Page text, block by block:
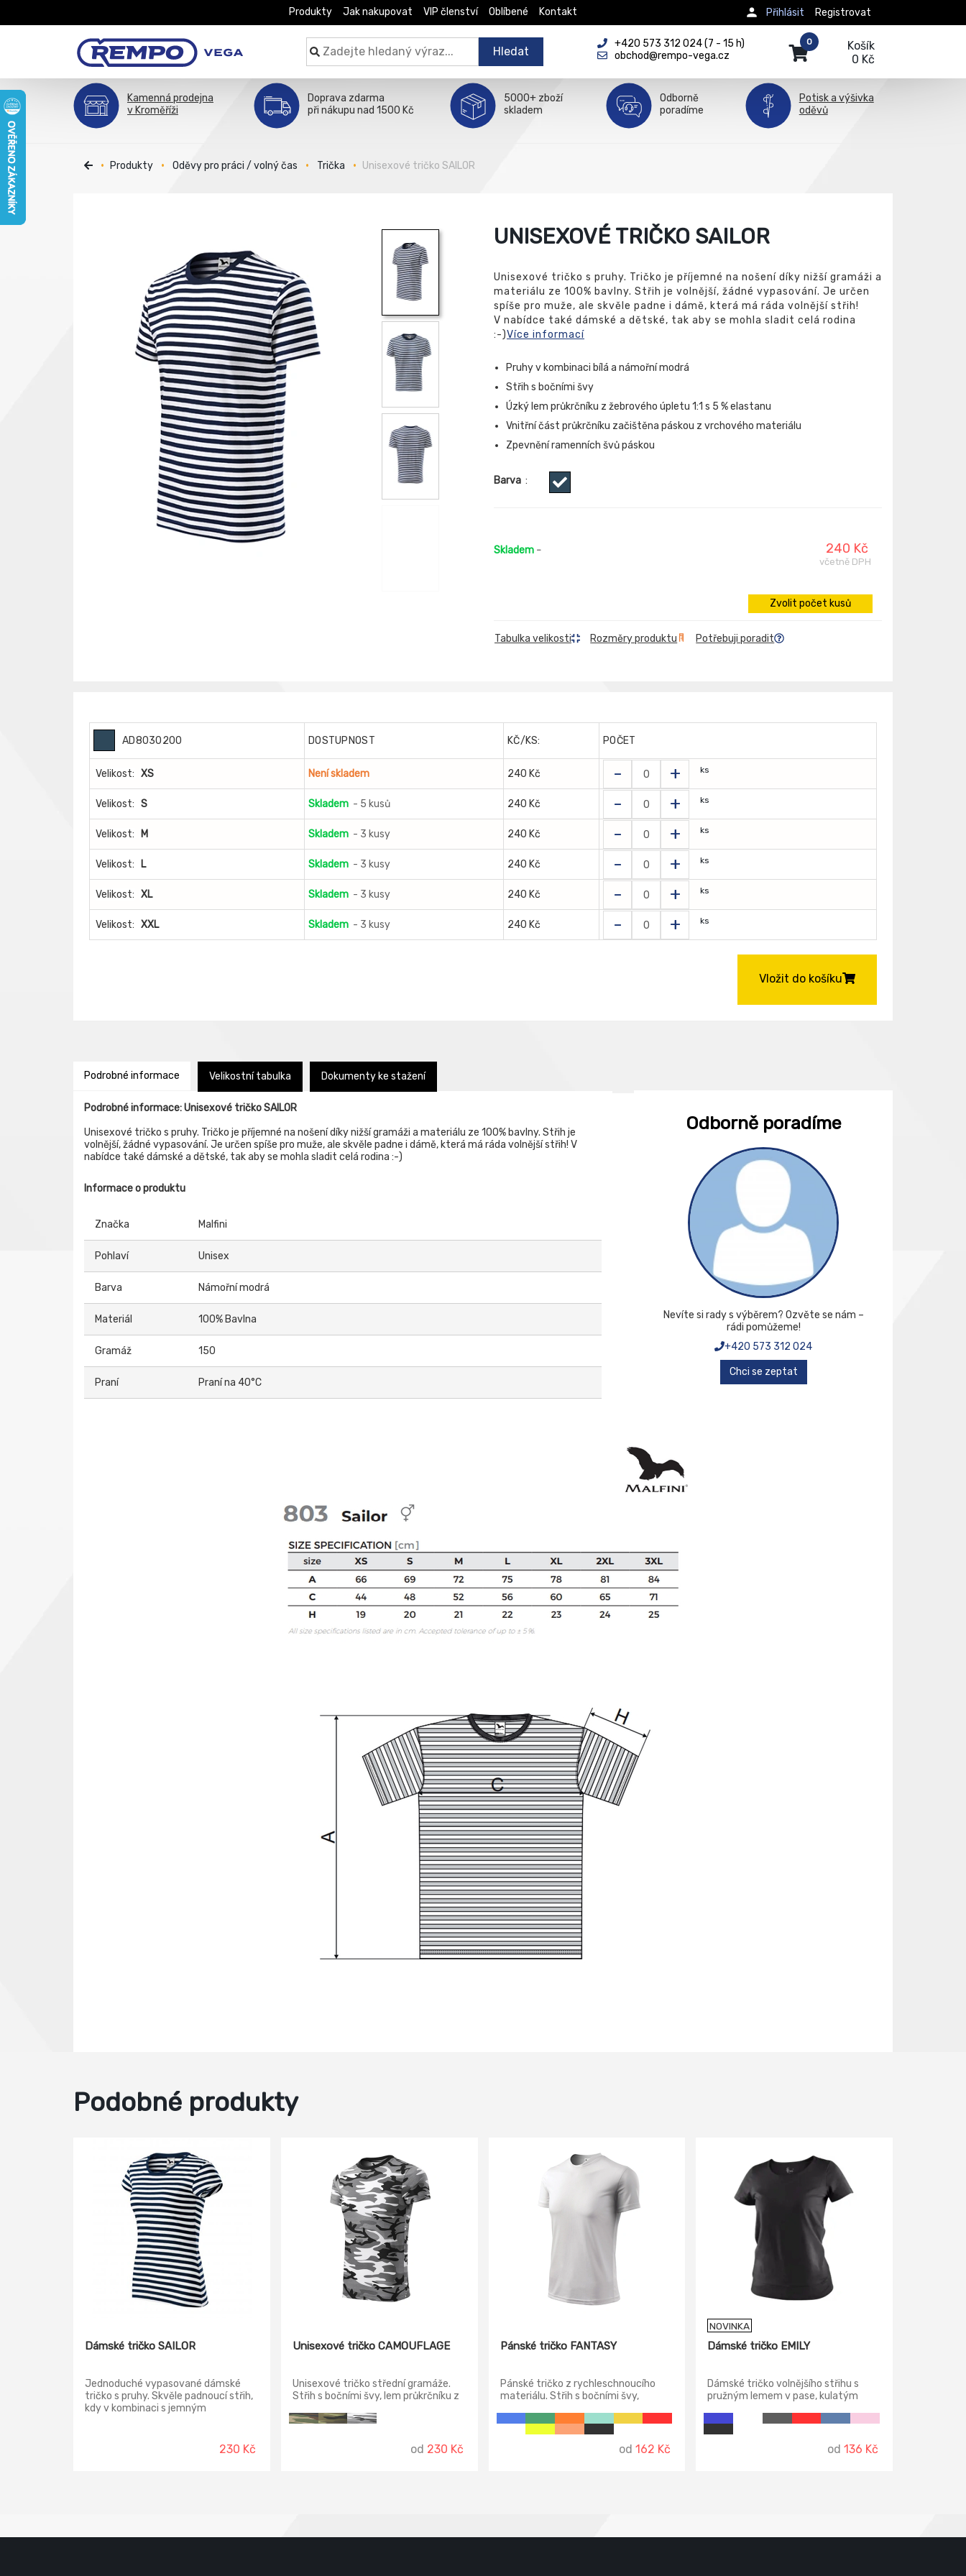
Produkty Jak nakupovat VIP členství Oblíbené Kontakt Registrovat
Přihlásit
Hledat
+420 573 312 024 (7 - 15 h)
obchod@rempo-vega.cz
Košík
0 Kč
0
Kamenná prodejna
v Kroměříži
Doprava zdarma
při nákupu nad 1500 Kč
5000+ zboží
skladem
Odborně
poradíme
Potisk a výšivka
oděvů
Produkty Oděvy pro práci / volný čas Trička Unisexové tričko SAILOR
UNISEXOVÉ TRIČKO SAILOR
Unisexové tričko s pruhy. Tričko je příjemné na nošení díky nižší gramáži a
materiálu ze 100% bavlny. Střih je volnější, žádné vypasování. Je určen
spíše pro muže, ale skvěle padne i dámě, která má ráda volnější střih!
V nabídce také dámské a dětské, tak aby se mohla sladit celá rodina
:-)Více informací
Pruhy v kombinaci bílá a námořní modrá
Střih s bočními švy
Úzký lem průkrčníku z žebrového úpletu 1:1 s 5 % elastanu
Vnitřní část průkrčníku začištěna páskou z vrchového materiálu
Zpevnění ramenních švů páskou
Barva :
Skladem - 240 Kč
včetně DPH
Zvolit počet kusů
Tabulka velikosti Rozměry produktu Potřebuji poradit
AD8030200 DOSTUPNOST KČ/KS: POČET
Velikost: XS Není skladem 240 Kč - + ks
Velikost: S Skladem - 5 kusů 240 Kč - + ks
Velikost: M Skladem - 3 kusy 240 Kč - + ks
Velikost: L Skladem - 3 kusy 240 Kč - + ks
Velikost: XL Skladem - 3 kusy 240 Kč - + ks
Velikost: XXL Skladem - 3 kusy 240 Kč - + ks
Vložit do košíku
Podrobné informace Velikostní tabulka Dokumenty ke stažení
Podrobné informace: Unisexové tričko SAILOR
Unisexové tričko s pruhy. Tričko je příjemné na nošení díky nižší gramáži a materiálu ze 100% bavlny. Střih je
volnější, žádné vypasování. Je určen spíše pro muže, ale skvěle padne i dámě, která má ráda volnější střih! V
nabídce také dámské a dětské, tak aby se mohla sladit celá rodina :-)
Informace o produktu
Značka Malfini
Pohlaví Unisex
Barva Námořní modrá
Materiál 100% Bavlna
Gramáž 150
Praní Praní na 40°C
Odborně poradíme
Nevíte si rady s výběrem? Ozvěte se nám –
rádi pomůžeme!
+420 573 312 024
Chci se zeptat
Podobné produkty
Dámské tričko SAILOR
Jednoduché vypasované dámské
tričko s pruhy. Skvěle padnoucí střih,
kdy v kombinaci s jemným
také pánské a dětské, tak aby se230 Kč
Unisexové tričko CAMOUFLAGE
Unisexové tričko střední gramáže.
Střih s bočními švy, lem průkrčníku z
elastanu, zpevňující ramenní páska.
od 230 Kč
Pánské tričko FANTASY
Pánské tričko z rychleschnoucího
materiálu. Střih s bočními švy,
od162 Kč
NOVINKA
Dámské tričko EMILY
Dámské tričko volnějšího střihu s
pružným lemem v pase, kulatým
zajišťuje vyšší měkkost a odolnost
vůči zašpinění. Použití v práci i pro
od 136 Kč